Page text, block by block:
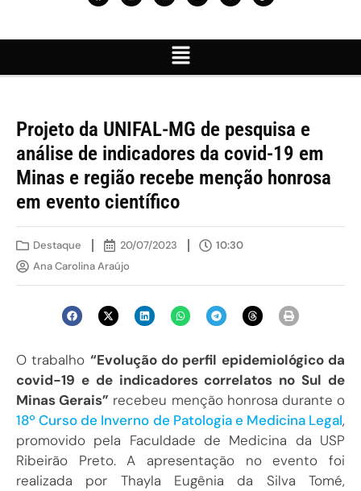
Projeto da UNIFAL-MG de pesquisa e
análise de indicadores da covid-19 em
Minas e região recebe menção honrosa
em evento científico
Destaque 20/07/2023
10:30
Ana Carolina Araújo
O trabalho “Evolução do perfil epidemiológico da
covid-19 e de indicadores correlatos no Sul de
Minas Gerais” recebeu menção honrosa durante o
18º Curso de Inverno de Patologia e Medicina Legal,
promovido pela Faculdade de Medicina da USP
Ribeirão Preto. A apresentação no evento foi
realizada por Thayla Eugênia da Silva Tomé,